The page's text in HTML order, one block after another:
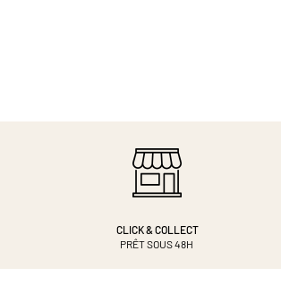
CLICK & COLLECT
PRÊT SOUS 48H